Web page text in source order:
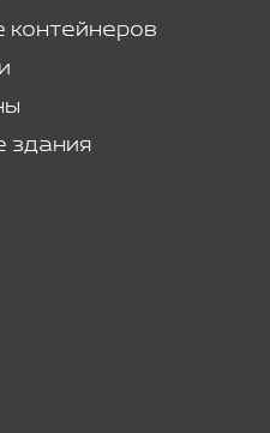
контейнеров
здания